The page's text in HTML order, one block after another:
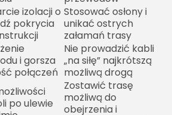
izolacji o
pokrycia
Stosować osłony i
unikać ostrych
załamań trasy
i gorsza
połączeń
Nie prowadzić kabli
„na siłę” najkrótszą
możliwą drogą
po ulewie
Zostawić trasę
możliwą do
obejrzenia i